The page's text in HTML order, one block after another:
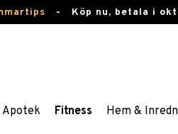
- Köp nu, betala i
Apotek Fitness Hem &